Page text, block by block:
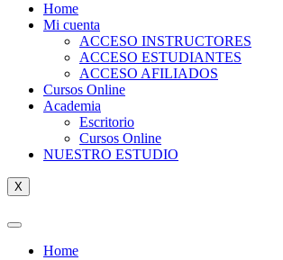
Home
Mi cuenta
ACCESO INSTRUCTORES
ACCESO ESTUDIANTES
ACCESO AFILIADOS
Cursos Online
Academia
Escritorio
Cursos Online
NUESTRO ESTUDIO
X
Home